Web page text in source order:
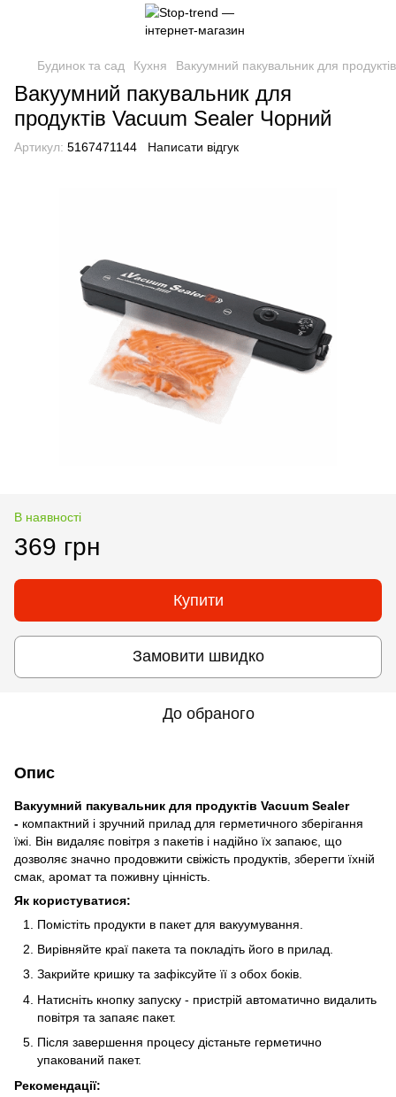
Будинок та сад Кухня Вакуумний пакувальник для
Вакуумний пакувальник для
продуктів Vacuum Sealer Чорний
Артикул: 5167471144 Написати відгук
В наявності
369 грн
Купити
Замовити швидко
До обраного
Опис
Вакуумний пакувальник для продуктів Vacuum Sealer
- компактний і зручний прилад для герметичного зберігання
їжі. Він видаляє повітря з пакетів і надійно їх запаює, що
дозволяє значно продовжити свіжість продуктів, зберегти їхній
смак, аромат та поживну цінність.
Як користуватися:
Помістіть продукти в пакет для вакуумування.
Вирівняйте краї пакета та покладіть його в прилад.
Закрийте кришку та зафіксуйте її з обох боків.
Натисніть кнопку запуску - пристрій автоматично видалить
повітря та запаяє пакет.
Після завершення процесу дістаньте герметично
упакований пакет.
Рекомендації: